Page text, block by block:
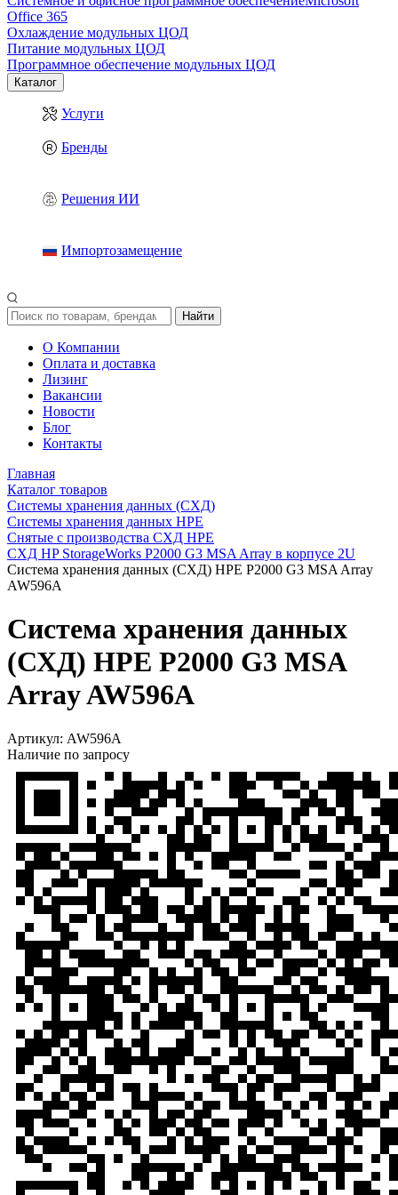
Office 365
Охлаждение модульных ЦОД
Питание модульных ЦОД
Программное обеспечение модульных ЦОД
Каталог
Услуги
Бренды
Решения ИИ
Импортозамещение
Найти
О Компании
Оплата и доставка
Лизинг
Вакансии
Новости
Блог
Контакты
Главная
Каталог товаров
Системы хранения данных (СХД)
Системы хранения данных HPE
Снятые с производства СХД HPE
СХД HP StorageWorks P2000 G3 MSA Array в корпусе 2U
Система хранения данных (СХД) HPE P2000 G3 MSA Array
AW596A
Система хранения данных
(СХД) HPE P2000 G3 MSA
Array AW596A
Артикул: AW596A
Наличие по запросу